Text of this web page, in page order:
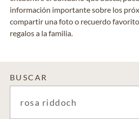
información importante sobre los
compartir una foto o recuerdo
regalos a la familia.
BUSCAR